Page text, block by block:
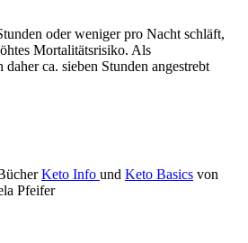
oder weniger pro Nacht schläft,
Mortalitätsrisiko. Als
ca. sieben Stunden angestrebt
Keto Info und Keto Basics von
Pfeifer